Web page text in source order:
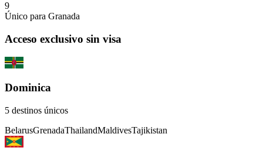
9
Único para Granada
Acceso exclusivo sin visa
Dominica
5 destinos únicos
BelarusGrenadaThailandMaldivesTajikistan